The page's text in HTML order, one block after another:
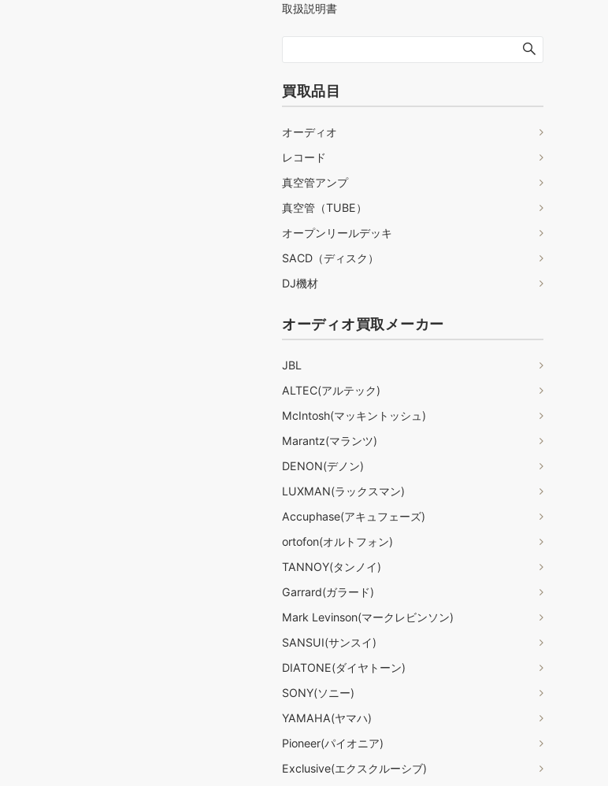
取扱説明書
買取品目
オーディオ
レコード
真空管アンプ
真空管（TUBE）
オープンリールデッキ
SACD（ディスク）
DJ機材
オーディオ買取メーカー
JBL
ALTEC(アルテック)
McIntosh(マッキントッシュ)
Marantz(マランツ)
DENON(デノン)
LUXMAN(ラックスマン)
Accuphase(アキュフェーズ)
ortofon(オルトフォン)
TANNOY(タンノイ)
Garrard(ガラード)
Mark Levinson(マークレビンソン)
SANSUI(サンスイ)
DIATONE(ダイヤトーン)
SONY(ソニー)
YAMAHA(ヤマハ)
Pioneer(パイオニア)
Exclusive(エクスクルーシブ)